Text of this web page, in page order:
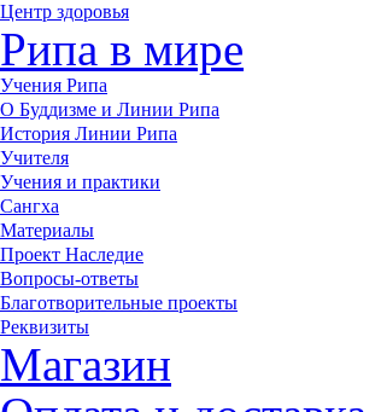
Центр здоровья
Рипа в мире
Учения Рипа
О Буддизме и Линии Рипа
История Линии Рипа
Учителя
Учения и практики
Сангха
Материалы
Проект Наследие
Вопросы-ответы
Благотворительные проекты
Реквизиты
Магазин